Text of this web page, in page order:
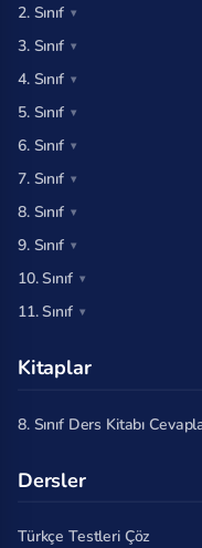
2. Sınıf
3. Sınıf
4. Sınıf
5. Sınıf
6. Sınıf
7. Sınıf
8. Sınıf
9. Sınıf
10. Sınıf
11. Sınıf
Kitaplar
8. Sınıf Ders Kitabı
Dersler
Türkçe Testleri Çöz